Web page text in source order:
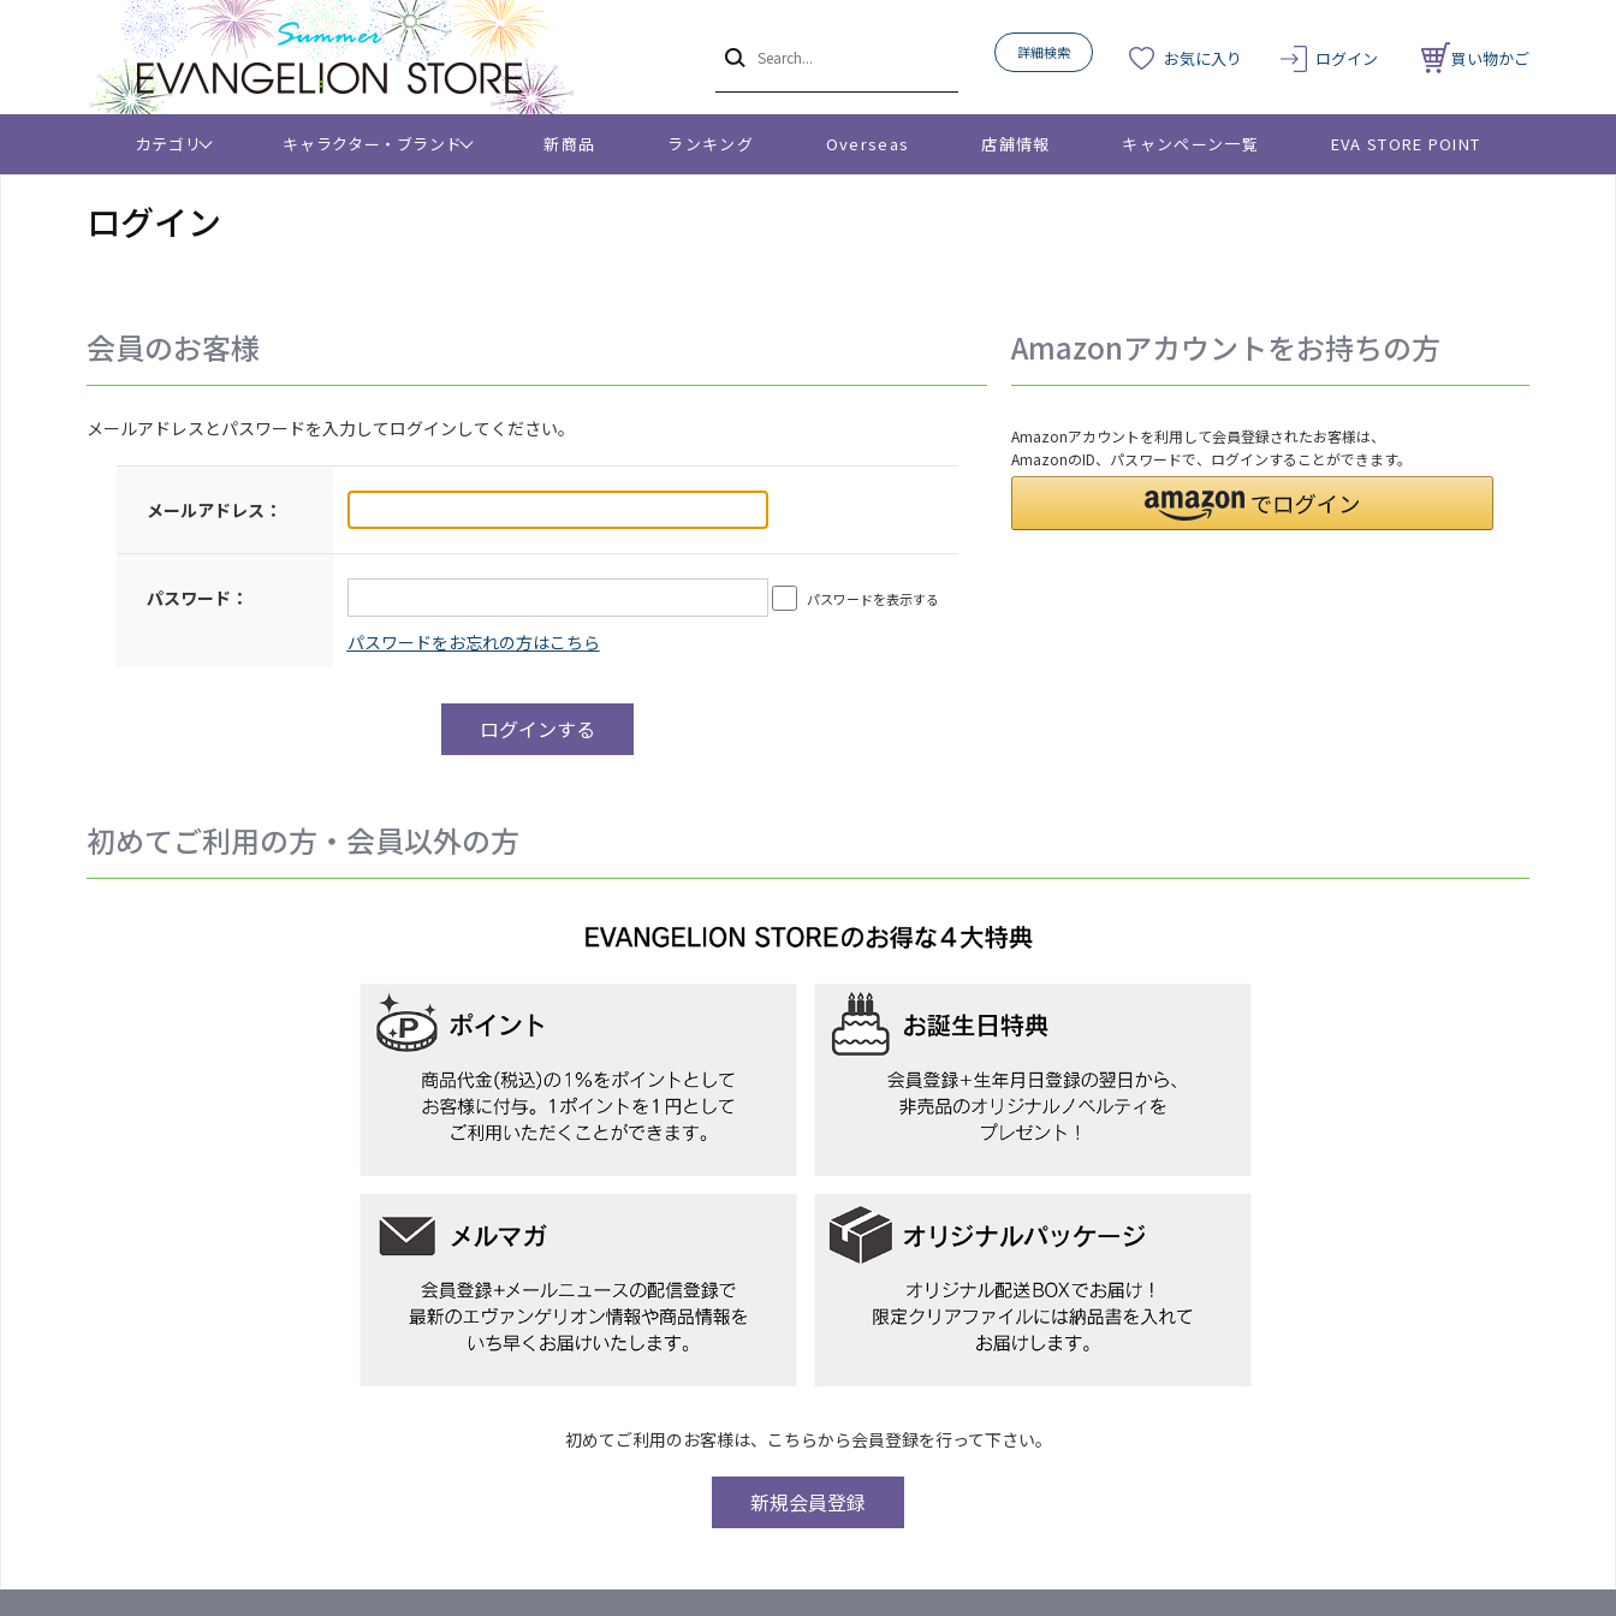
詳細検索 お気に入り ログイン 買い物かご
カテゴリ キャラクター・ブランド 新商品 ランキング Overseas 店舗情報 キャンペーン一覧 EVA STORE POINT
ログイン
会員のお客様
メールアドレスとパスワードを入力してログインしてください。
メールアドレス：
パスワード： パスワードを表示する
Amazonアカウントをお持ちの方
Amazonアカウントを利用して会員登録されたお客様は、
AmazonのID、パスワードで、ログインすることができます。
初めてご利用の方・会員以外の方